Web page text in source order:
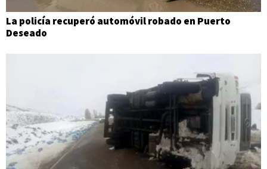
La policía recuperó automóvil robado en Puerto
Deseado